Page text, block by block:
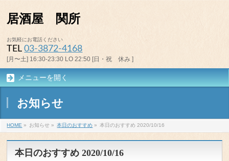
居酒屋 関所
お気軽にお電話ください
TEL03-3872-4168
[月〜土] 16:30-23:30 LO 22:50 [日・祝 休み ]
メニューを開く
お知らせ
HOME » お知らせ » 本日のおすすめ » 本日のおすすめ 2020/10/16
本日のおすすめ 2020/10/16